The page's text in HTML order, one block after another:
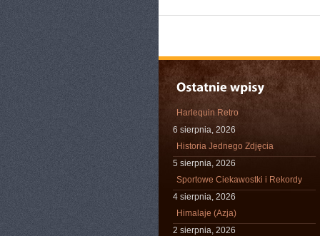
Harlequin Retro
6 sierpnia, 2026
Historia Jednego Zdjęcia
5 sierpnia, 2026
Sportowe Ciekawostki i Rekordy
4 sierpnia, 2026
Himalaje (Azja)
2 sierpnia, 2026